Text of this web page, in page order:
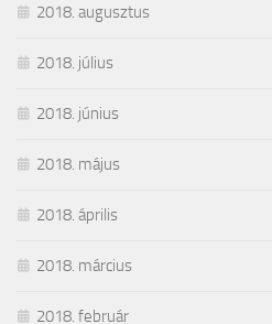
2018. augusztus
2018. július
2018. június
2018. május
2018. április
2018. március
2018. február